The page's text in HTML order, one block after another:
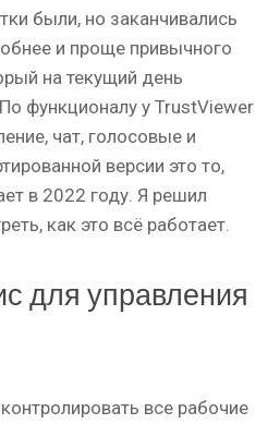
были, но заканчивались
и проще привычного
на текущий день
функционалу у TrustViewer
чат, голосовые и
версии это то,
в 2022 году. Я решил
как это всё работает.
для управления
все рабочие